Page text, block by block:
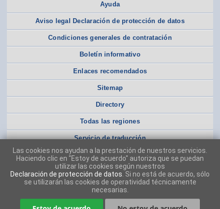
Ayuda
Aviso legal Declaración de protección de datos
Condiciones generales de contratación
Boletín informativo
Enlaces recomendados
Sitemap
Directory
Todas las regiones
Servicio de traducción
Las cookies nos ayudan a la prestación de nuestros servicios.
Haciendo clic en "Estoy de acuerdo" autoriza que se puedan
utilizar las cookies según nuestros
Declaración de protección de datos . Si no está de acuerdo, sólo
se utilizarán las cookies de operatividad técnicamente
necesarias.